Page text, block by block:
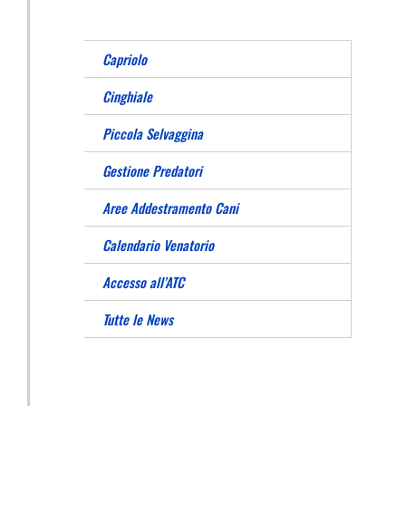
Capriolo
Cinghiale
Piccola Selvaggina
Gestione Predatori
Aree Addestramento Cani
Calendario Venatorio
Accesso all’ATC
Tutte le News